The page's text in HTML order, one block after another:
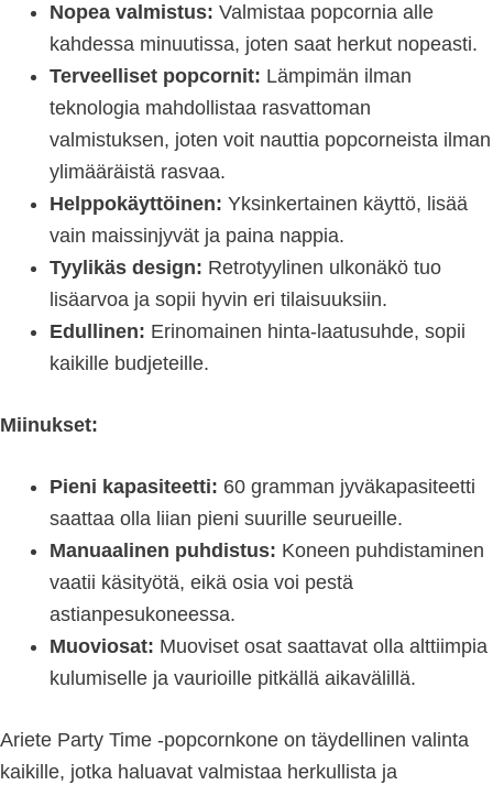
Nopea valmistus: Valmistaa popcornia alle
kahdessa minuutissa, joten saat herkut nopeasti.
Terveelliset popcornit: Lämpimän ilman
teknologia mahdollistaa rasvattoman
valmistuksen, joten voit nauttia popcorneista ilman
ylimääräistä rasvaa.
Helppokäyttöinen: Yksinkertainen käyttö, lisää
vain maissinjyvät ja paina nappia.
Tyylikäs design: Retrotyylinen ulkonäkö tuo
lisäarvoa ja sopii hyvin eri tilaisuuksiin.
Edullinen: Erinomainen hinta-laatusuhde, sopii
kaikille budjeteille.
Miinukset:
Pieni kapasiteetti: 60 gramman jyväkapasiteetti
saattaa olla liian pieni suurille seurueille.
Manuaalinen puhdistus: Koneen puhdistaminen
vaatii käsityötä, eikä osia voi pestä
astianpesukoneessa.
Muoviosat: Muoviset osat saattavat olla alttiimpia
kulumiselle ja vaurioille pitkällä aikavälillä.
Ariete Party Time -popcornkone on täydellinen valinta
kaikille, jotka haluavat valmistaa herkullista ja